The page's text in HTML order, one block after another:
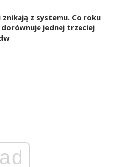
znikają z systemu. Co roku
dorównuje jednej trzeciej
ad